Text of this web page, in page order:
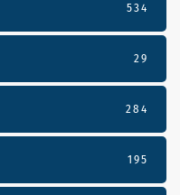
534
29
284
195